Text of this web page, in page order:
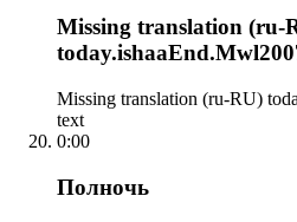
Missing translation (ru-
Missing translation (ru-RU)
text
0:00
Полночь